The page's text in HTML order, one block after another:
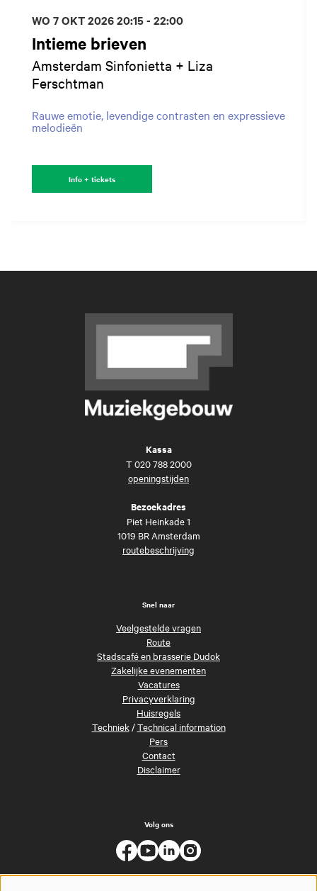
Intieme brieven
Amsterdam Sinfonietta + Liza
Ferschtman
Rauwe emotie, levendige contrasten en expressieve
melodieën
WO 7 OKT 202620:15 - 22:00
Info + tickets
Kassa
T 020 788 2000
openingstijden
Bezoekadres
Piet Heinkade 1
1019 BR Amsterdam
routebeschrijving
Snel naar
Veelgestelde vragen
Route
Stadscafé en brasserie Dudok
Zakelijke evenementen
Vacatures
Privacyverklaring
Huisregels
Techniek/Technical information
Pers
Contact
Disclaimer
Volg ons